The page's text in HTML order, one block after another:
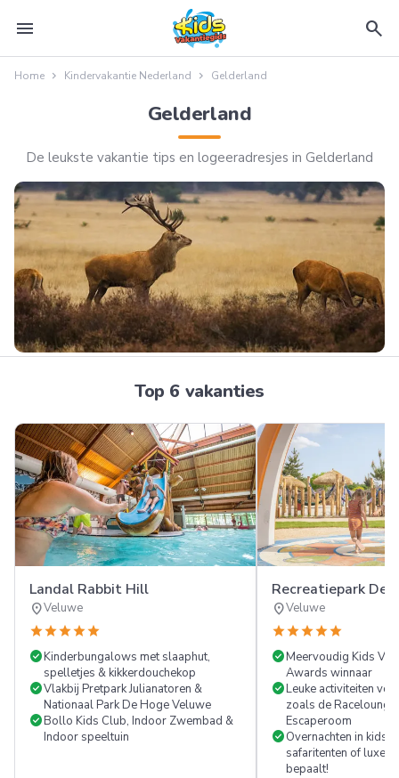
menu search
Home Kindervakantie Nederland Gelderland
Gelderland
De leukste vakantie tips en logeeradresjes in Gelderland
Top 6 vakanties
Landal Rabbit Hill
location_onVeluwe
starstarstarstarstar
check_circleKinderbungalows met slaaphut,
spelletjes & kikkerdouchekop
check_circleVlakbij Pretpark Julianatoren &
Nationaal Park De Hoge Veluwe
check_circleBollo Kids Club, Indoor Zwembad &
Indoor speeltuin
Recreatiepark De
location_onVeluwe
starstarstarstarstar
check_circleMeervoudig Kids
Awards winnaar
check_circleLeuke activiteiten
zoals de
Escaperoom
check_circleOvernachten in
safaritenten of luxe
bepaalt!